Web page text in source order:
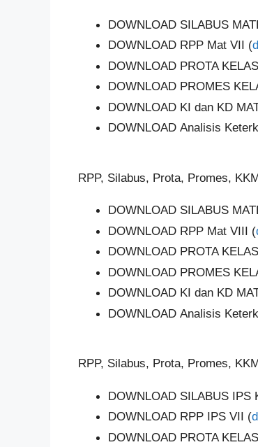
DOWNLOAD SILABUS
DOWNLOAD RPP Mat VII (
DOWNLOAD PROTA
DOWNLOAD PROMES
DOWNLOAD KI dan KD
DOWNLOAD Analisis
RPP, Silabus, Prota, Promes,
DOWNLOAD SILABUS
DOWNLOAD RPP Mat VIII (
DOWNLOAD PROTA
DOWNLOAD PROMES
DOWNLOAD KI dan KD
DOWNLOAD Analisis
RPP, Silabus, Prota, Promes,
DOWNLOAD SILABUS IPS
DOWNLOAD RPP IPS VII (
DOWNLOAD PROTA